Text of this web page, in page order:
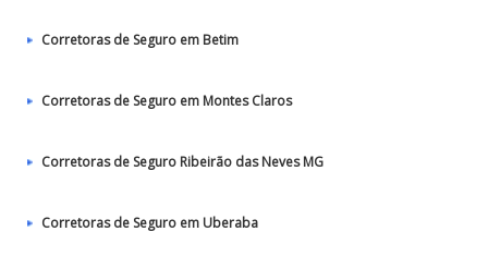
Corretoras de Seguro em Betim
Corretoras de Seguro em Montes Claros
Corretoras de Seguro Ribeirão das Neves MG
Corretoras de Seguro em Uberaba